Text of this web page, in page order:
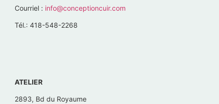
Courriel : info@conceptioncuir.com
Tél.: 418-548-2268
ATELIER
2893, Bd du Royaume